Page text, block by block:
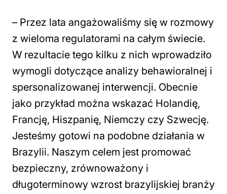
– Przez lata angażowaliśmy się w rozmowy
z wieloma regulatorami na całym świecie.
W rezultacie tego kilku z nich wprowadziło
wymogli dotyczące analizy behawioralnej i
spersonalizowanej interwencji. Obecnie
jako przykład można wskazać Holandię,
Francję, Hiszpanię, Niemczy czy Szwecję.
Jesteśmy gotowi na podobne działania w
Brazylii. Naszym celem jest promować
bezpieczny, zrównoważony i
długoterminowy wzrost brazylijskiej branży